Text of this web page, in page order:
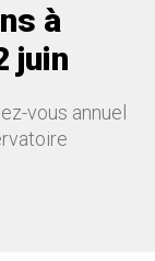
à
juin
vous annuel